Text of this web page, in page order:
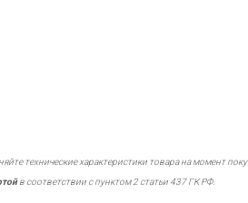
технические характеристики товара на момент
в соответствии с пунктом 2 статьи 437 ГК РФ.